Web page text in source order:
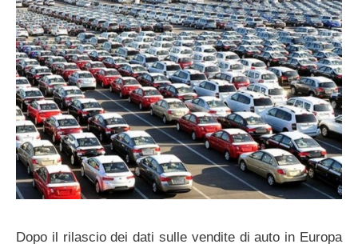
Dopo il rilascio dei dati sulle vendite di auto in Europa